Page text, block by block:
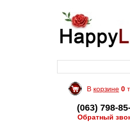
В корзине 0
(063) 798-
Обратный